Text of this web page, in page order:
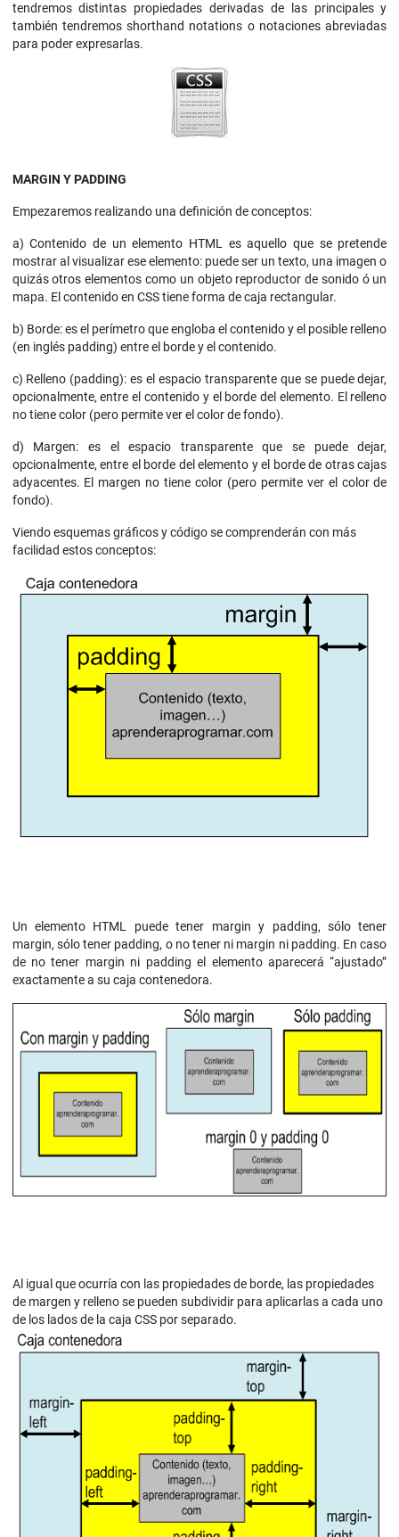
tendremos distintas propiedades derivadas de las principales y
también tendremos shorthand notations o notaciones abreviadas
para poder expresarlas.
MARGIN Y PADDING
Empezaremos realizando una definición de conceptos:
a) Contenido de un elemento HTML es aquello que se pretende
mostrar al visualizar ese elemento: puede ser un texto, una imagen o
quizás otros elementos como un objeto reproductor de sonido ó un
mapa. El contenido en CSS tiene forma de caja rectangular.
b) Borde: es el perímetro que engloba el contenido y el posible relleno
(en inglés padding) entre el borde y el contenido.
c) Relleno (padding): es el espacio transparente que se puede dejar,
opcionalmente, entre el contenido y el borde del elemento. El relleno
no tiene color (pero permite ver el color de fondo).
d) Margen: es el espacio transparente que se puede dejar,
opcionalmente, entre el borde del elemento y el borde de otras cajas
adyacentes. El margen no tiene color (pero permite ver el color de
fondo).
Viendo esquemas gráficos y código se comprenderán con más
facilidad estos conceptos:
Un elemento HTML puede tener margin y padding, sólo tener
margin, sólo tener padding, o no tener ni margin ni padding. En caso
de no tener margin ni padding el elemento aparecerá “ajustado”
exactamente a su caja contenedora.
Al igual que ocurría con las propiedades de borde, las propiedades
de margen y relleno se pueden subdividir para aplicarlas a cada uno
de los lados de la caja CSS por separado.